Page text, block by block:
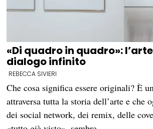
«Di quadro in quadro»:
dialogo infinito
REBECCA SIVIERI
Che cosa significa essere originali? È
attraversa tutta la storia dell’arte e che
dei social network, dei remix, delle